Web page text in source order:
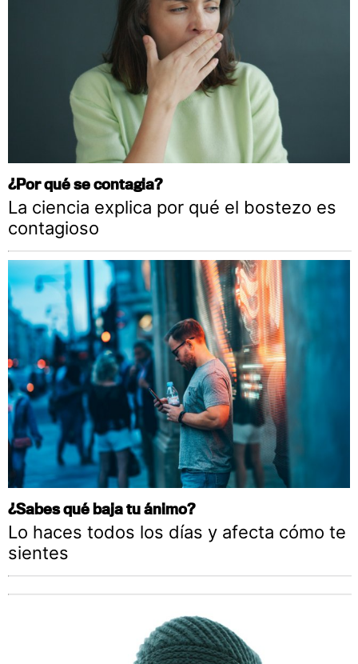
¿Por qué se contagia?
La ciencia explica por qué el bostezo es
contagioso
¿Sabes qué baja tu ánimo?
Lo haces todos los días y afecta cómo te
sientes